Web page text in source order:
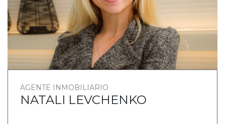
AGENTE INMOBILIARIO
NATALI LEVCHENKO